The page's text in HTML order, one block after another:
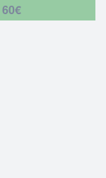
60€